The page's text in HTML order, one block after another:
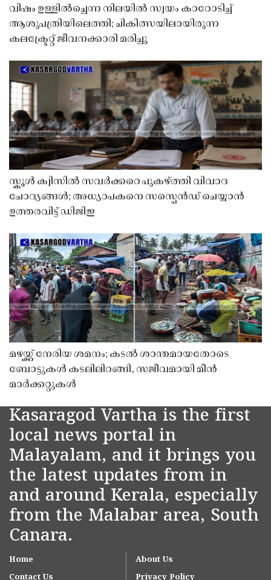
വിഷം ഉള്ളിൽച്ചെന്ന നിലയിൽ സ്വയം കാറോടിച്ച്
ആശുപത്രിയിലെത്തി; ചികിത്സയിലായിരുന്ന
കലക്ട്രേറ്റ് ജീവനക്കാരി മരിച്ചു
സ്കൂൾ ക്വിസിൽ സവർക്കറെ പുകഴ്ത്തി വിവാദ
ചോദ്യങ്ങൾ; അധ്യാപകനെ സസ്പെൻഡ് ചെയ്യാൻ
ഉത്തരവിട്ട് ഡിജിഇ
മഴയ്ക്ക് നേരിയ ശമനം; കടൽ ശാന്തമായതോടെ
ബോട്ടുകൾ കടലിലിറങ്ങി, സജീവമായി മീൻ
മാർക്കറ്റുകൾ
Kasaragod Vartha is the first
local news portal in
Malayalam, and it brings you
the latest updates from in
and around Kerala, especially
from the Malabar area, South
Canara.
Home
About Us
Contact Us
Privacy Policy